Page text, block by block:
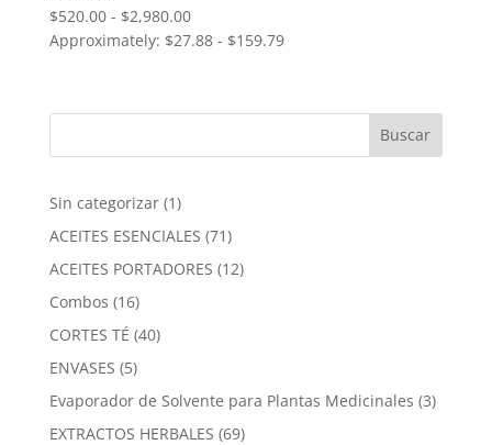
$520.00 - $2,980.00Rango
de
$520.00
Approximately: $27.88 - $159.79
Sin categorizar 11
producto
ACEITES ESENCIALES 7171
productos
ACEITES PORTADORES 1212
Combos 1616
productos
CORTES TÉ 4040
ENVASES 55
productos
Evaporador de Solvente para Plantas Medicinales 33
EXTRACTOS HERBALES 6969